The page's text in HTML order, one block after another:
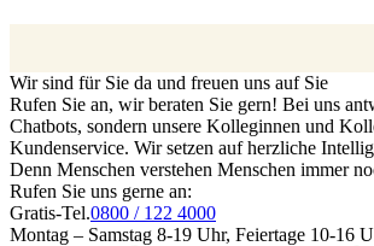
Wir sind für Sie da und freuen uns auf Sie
Rufen Sie an, wir beraten Sie gern! Bei uns
Chatbots, sondern unsere Kolleginnen und
Kundenservice. Wir setzen auf herzliche
Denn Menschen verstehen Menschen immer
Rufen Sie uns gerne an:
Gratis-Tel.0800 / 122 4000
Montag – Samstag 8-19 Uhr, Feiertage 10-16